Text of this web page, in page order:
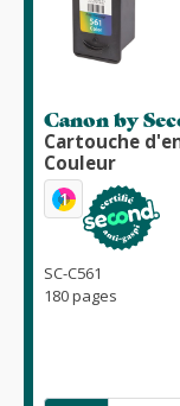
Canon by
Cartouche
Couleur
1
SC-C561
180 pages